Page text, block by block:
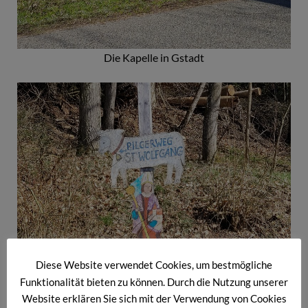
Die Kapelle in Gstadt
Diese Website verwendet Cookies, um bestmögliche
Funktionalität bieten zu können. Durch die Nutzung unserer
Website erklären Sie sich mit der Verwendung von Cookies